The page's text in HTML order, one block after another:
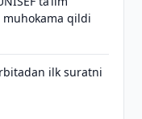
qildi
ilk suratni